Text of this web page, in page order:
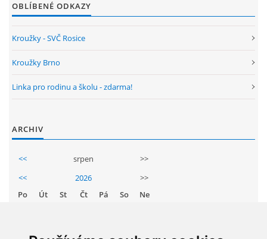
OBLÍBENÉ ODKAZY
Kroužky - SVČ Rosice
Kroužky Brno
Linka pro rodinu a školu - zdarma!
ARCHIV
<< srpen
>>
<<
2026
>>
Po
Út St Čt Pá So
Ne